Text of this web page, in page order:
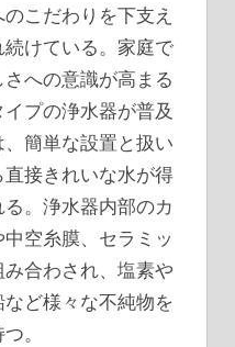
こだわりを下支え
けている。家庭で
への意識が高まる
プの浄水器が普及
簡単な設置と扱い
接きれいな水が得
。浄水器内部のカ
空糸膜、セラミッ
合わされ、塩素や
ど様々な不純物を
。